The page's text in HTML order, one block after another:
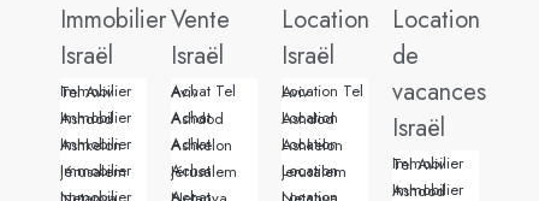
Immobilier
Israël
Immobilier Tel Aviv
Immobilier Ashdod
Immobilier Ashkelon
Immobilier Jérusalem
Vente
Israël
Achat Tel Aviv
Achat Ashdod
Achat Ashkelon
Achat Jérusalem
Location
Israël
Location Tel Aviv
Location Ashdod
Location Ashkelon
Location Jerusalem
Location
de
vacances
Israël
Immobilier Tel Aviv
Immobilier Ashdod